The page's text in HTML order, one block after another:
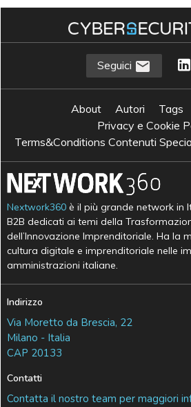
Seguici
About Autori Tags
Privacy e Cookie
Terms&Conditions Contenuti
Nextwork360 è il più grande network in
B2B dedicati ai temi della
dell’Innovazione Imprenditoriale. Ha la
cultura digitale e imprenditoriale nelle
amministrazioni italiane.
Indirizzo
Via Moretto da Brescia, 22
Milano - Italia
CAP 20133
Contatti
Contatta il nostro team per maggiori